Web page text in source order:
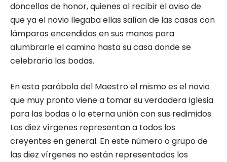
doncellas de honor, quienes al recibir el aviso de
que ya el novio llegaba ellas salían de las casas con
lámparas encendidas en sus manos para
alumbrarle el camino hasta su casa donde se
celebraría las bodas.
En esta parábola del Maestro el mismo es el novio
que muy pronto viene a tomar su verdadera Iglesia
para las bodas o la eterna unión con sus redimidos.
Las diez vírgenes representan a todos los
creyentes en general. En este número o grupo de
las diez vírgenes no están representados los